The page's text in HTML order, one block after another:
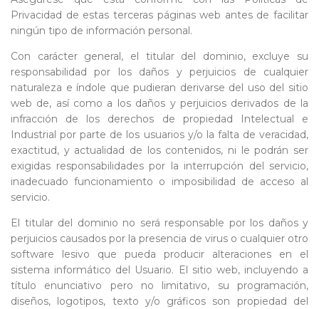
Privacidad de estas terceras páginas web antes de facilitar
ningún tipo de información personal.
Con carácter general, el titular del dominio, excluye su
responsabilidad por los daños y perjuicios de cualquier
naturaleza e índole que pudieran derivarse del uso del sitio
web de, así como a los daños y perjuicios derivados de la
infracción de los derechos de propiedad Intelectual e
Industrial por parte de los usuarios y/o la falta de veracidad,
exactitud, y actualidad de los contenidos, ni le podrán ser
exigidas responsabilidades por la interrupción del servicio,
inadecuado funcionamiento o imposibilidad de acceso al
servicio.
El titular del dominio no será responsable por los daños y
perjuicios causados por la presencia de virus o cualquier otro
software lesivo que pueda producir alteraciones en el
sistema informático del Usuario. El sitio web, incluyendo a
título enunciativo pero no limitativo, su programación,
diseños, logotipos, texto y/o gráficos son propiedad del